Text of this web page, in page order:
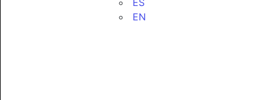
EN